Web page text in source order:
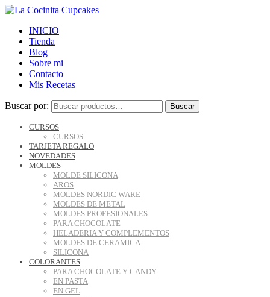
INICIO
Tienda
Blog
Sobre mi
Contacto
Mis Recetas
Buscar por: Buscar
CURSOS
CURSOS
TARJETA REGALO
NOVEDADES
MOLDES
MOLDE SILICONA
AROS
MOLDES NORDIC WARE
MOLDES DE METAL
MOLDES PROFESIONALES
PARA CHOCOLATE
HELADERIA Y COMPLEMENTOS
MOLDES DE CERAMICA
SILICONA
COLORANTES
PARA CHOCOLATE Y CANDY
EN PASTA
EN GEL